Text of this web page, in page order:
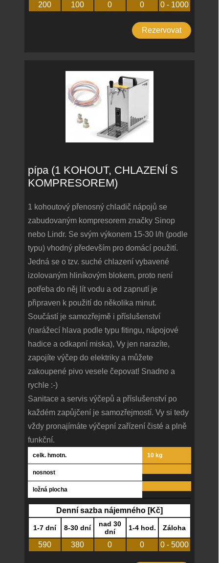
200 100 0 0 0 - 1000
Rezervovat
pípa (1 KOHOUT, CHLAZENÍ S
KOMPRESOREM)
1 kohoutový přenosný chladič nápojů se
zabudovaným kompresorem značky Sinop
nebo Lindr. Se svým výkonem 15-30 l/h (podle
typu) vhodný především pro domácí použití.
Jedná se o tzv. suché chlazení vybavené
izolovaným hliníkovým blokem, proto není
potřeba do něj lít vodu a od zapnutí je
připraven k použití do několika minut.
Součástí je samozřejmě i příslušenství
(narážecí hlava podle typu fitingu, nápojové
hadice a odkapní miska), Vy jen narazíte,
zapojíte výčep do elektriky a můžete
zakoupené pivo vesele čepovat! Snadno a
rychle :-)
Sanitace a servis výčepů a příslušenství po
každém zapůjčení je samozřejmostí. Vy si tedy
vždy pronajímáte výčepní zařízení čisté a plně
funkční.
celk. hmotn. 10 kg
nosnost
ložná plocha
Denní sazba nájemného [Kč]
1-7 dní 8-30 dní
nad 30
dní
1-4 hod. Záloha
590 380 0 0 0 - 5000